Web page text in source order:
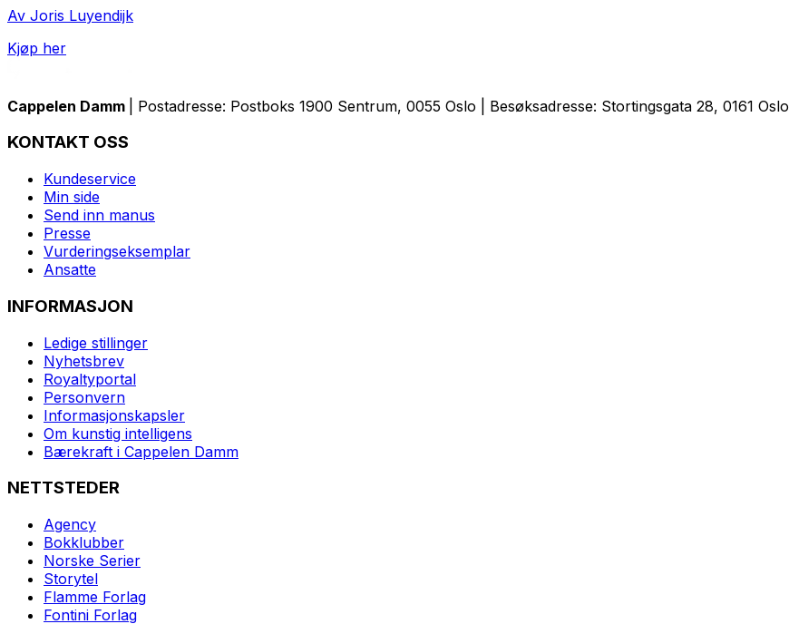
Av Joris Luyendijk
Kjøp her
Cappelen Damm | Postadresse: Postboks 1900 Sentrum, 0055 Oslo | Besøksadresse: Stortingsgata 28, 0161 Oslo
KONTAKT OSS
Kundeservice
Min side
Send inn manus
Presse
Vurderingseksemplar
Ansatte
INFORMASJON
Ledige stillinger
Nyhetsbrev
Royaltyportal
Personvern
Informasjonskapsler
Om kunstig intelligens
Bærekraft i Cappelen Damm
NETTSTEDER
Agency
Bokklubber
Norske Serier
Storytel
Flamme Forlag
Fontini Forlag